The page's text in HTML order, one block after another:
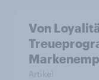
Von
Artikel